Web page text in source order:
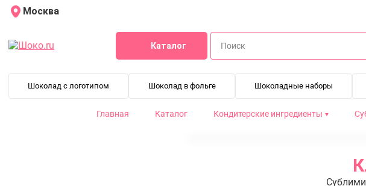
Москва
Каталог
Шоколад с логотипом Шоколад в фольге Шоколадные наборы
Главная Каталог Кондитерские ингредиенты